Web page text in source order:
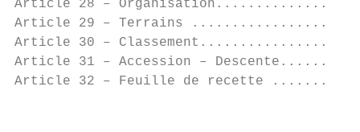
Article 28 –
Article 29 – Terrains
Article 30 –
Article 31 – Accession –
Article 32 – Feuille de